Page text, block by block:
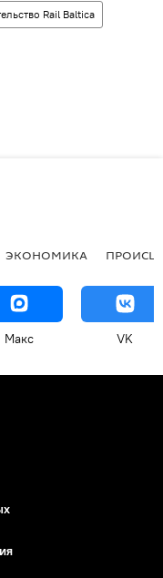
Rail Baltica
ЭКОНОМИКА
Макс VK